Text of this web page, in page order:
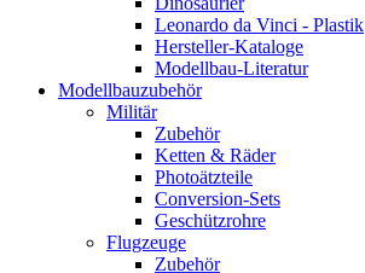
Leonardo da Vinci - Plastik
Hersteller-Kataloge
Modellbau-Literatur
Modellbauzubehör
Militär
Zubehör
Ketten & Räder
Photoätzteile
Conversion-Sets
Geschützrohre
Flugzeuge
Zubehör